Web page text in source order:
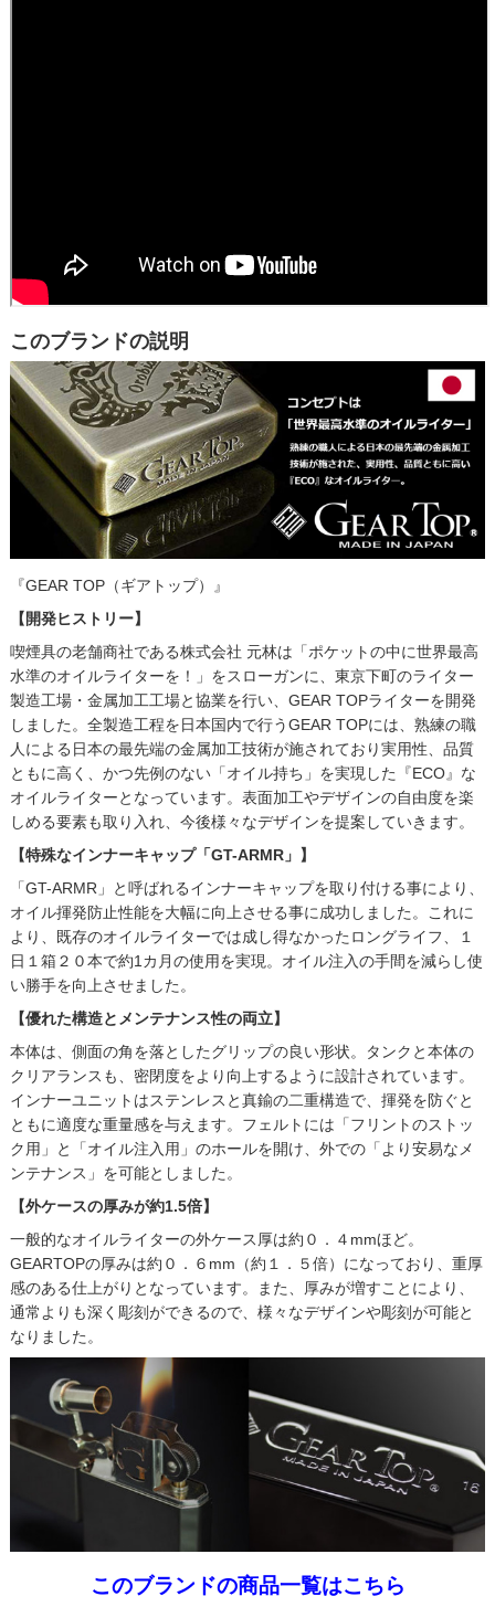
このブランドの説明
『GEAR TOP（ギアトップ）』
【開発ヒストリー】
喫煙具の老舗商社である株式会社 元林は「ポケットの中に世界最高
水準のオイルライターを！」をスローガンに、東京下町のライター
製造工場・金属加工工場と協業を行い、GEAR TOPライターを開発
しました。全製造工程を日本国内で行うGEAR TOPには、熟練の職
人による日本の最先端の金属加工技術が施されており実用性、品質
ともに高く、かつ先例のない「オイル持ち」を実現した『ECO』な
オイルライターとなっています。表面加工やデザインの自由度を楽
しめる要素も取り入れ、今後様々なデザインを提案していきます。
【特殊なインナーキャップ「GT-ARMR」】
「GT-ARMR」と呼ばれるインナーキャップを取り付ける事により、
オイル揮発防止性能を大幅に向上させる事に成功しました。これに
より、既存のオイルライターでは成し得なかったロングライフ、１
日１箱２０本で約1カ月の使用を実現。オイル注入の手間を減らし使
い勝手を向上させました。
【優れた構造とメンテナンス性の両立】
本体は、側面の角を落としたグリップの良い形状。タンクと本体の
クリアランスも、密閉度をより向上するように設計されています。
インナーユニットはステンレスと真鍮の二重構造で、揮発を防ぐと
ともに適度な重量感を与えます。フェルトには「フリントのストッ
ク用」と「オイル注入用」のホールを開け、外での「より安易なメ
ンテナンス」を可能としました。
【外ケースの厚みが約1.5倍】
一般的なオイルライターの外ケース厚は約０．４mmほど。
GEARTOPの厚みは約０．６mm（約１．５倍）になっており、重厚
感のある仕上がりとなっています。また、厚みが増すことにより、
通常よりも深く彫刻ができるので、様々なデザインや彫刻が可能と
なりました。
このブランドの商品一覧はこちら